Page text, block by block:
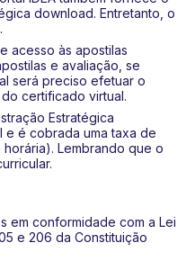
download. Entretanto, o
acesso às apostilas
e avaliação, se
será preciso efetuar o
certificado virtual.
Estratégica
é cobrada uma taxa de
Lembrando que o
em conformidade com a Lei
e 206 da Constituição